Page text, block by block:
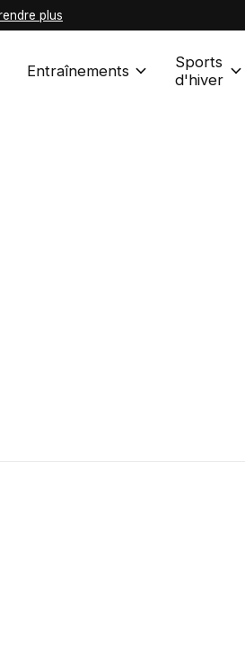
plus
Entraînements
Sports
d'hiver